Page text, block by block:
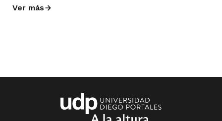
Ver más